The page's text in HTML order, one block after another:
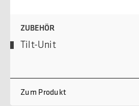
ZUBEHÖR
Tilt-Unit
Zum Produkt